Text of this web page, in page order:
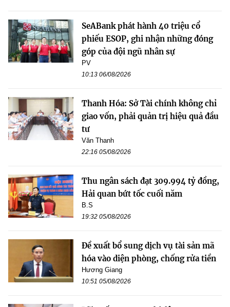
SeABank phát hành 40 triệu cổ
phiếu ESOP, ghi nhận những đóng
góp của đội ngũ nhân sự
PV
10:13 06/08/2026
Thanh Hóa: Sở Tài chính không chỉ
giao vốn, phải quản trị hiệu quả đầu
tư
Văn Thanh
22:16 05/08/2026
Thu ngân sách đạt 309.994 tỷ đồng,
Hải quan bứt tốc cuối năm
B.S
19:32 05/08/2026
Đề xuất bổ sung dịch vụ tài sản mã
hóa vào diện phòng, chống rửa tiền
Hương Giang
10:51 05/08/2026